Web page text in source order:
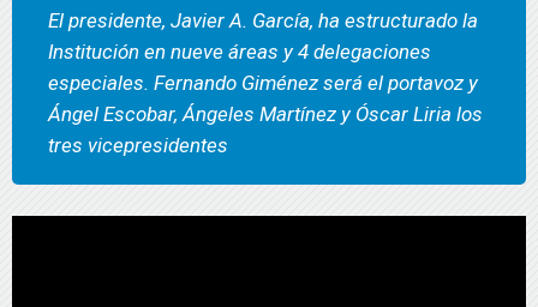
El presidente, Javier A. García, ha estructurado la
Institución en nueve áreas y 4 delegaciones
especiales. Fernando Giménez será el portavoz y
Ángel Escobar, Ángeles Martínez y Óscar Liria los
tres vicepresidentes